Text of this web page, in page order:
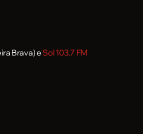
Brava) eSol 103.7 FM